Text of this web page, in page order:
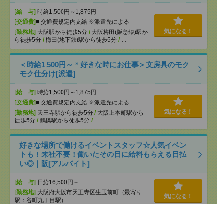
[給 与] 時給1,500円～1,875円
[交通費]■ 交通費規定内支給 ※派遣先による
[勤務地] 大阪駅から徒歩5分 / 大阪梅田(阪急線)駅か
ら徒歩5分 / 梅田(地下鉄)駅から徒歩5分 / …
気になる！
＜時給1,500円～＊好きな時にお仕事＞文房具のモク
モク仕分け[派遣]
[給 与] 時給1,500円～1,875円
[交通費]■ 交通費規定内支給 ※派遣先による
[勤務地] 天王寺駅から徒歩5分 / 大阪上本町駅から
徒歩5分 / 鶴橋駅から徒歩5分 / …
気になる！
好きな場所で働けるイベントスタッフ☆人気イベン
トも！来社不要！働いたその日に給料もらえる日払
い◎｜阪[アルバイト]
[給 与] 日給16,500円～
[勤務地] 大阪府大阪市天王寺区生玉前町（最寄り
駅：谷町九丁目駅）
気になる！